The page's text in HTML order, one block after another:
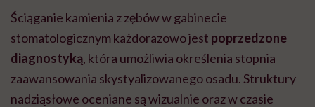
Ściąganie kamienia z zębów w gabinecie
stomatologicznym każdorazowo jest poprzedzone
diagnostyką, która umożliwia określenia stopnia
zaawansowania skystyalizowanego osadu. Struktury
nadziąsłowe oceniane są wizualnie oraz w czasie